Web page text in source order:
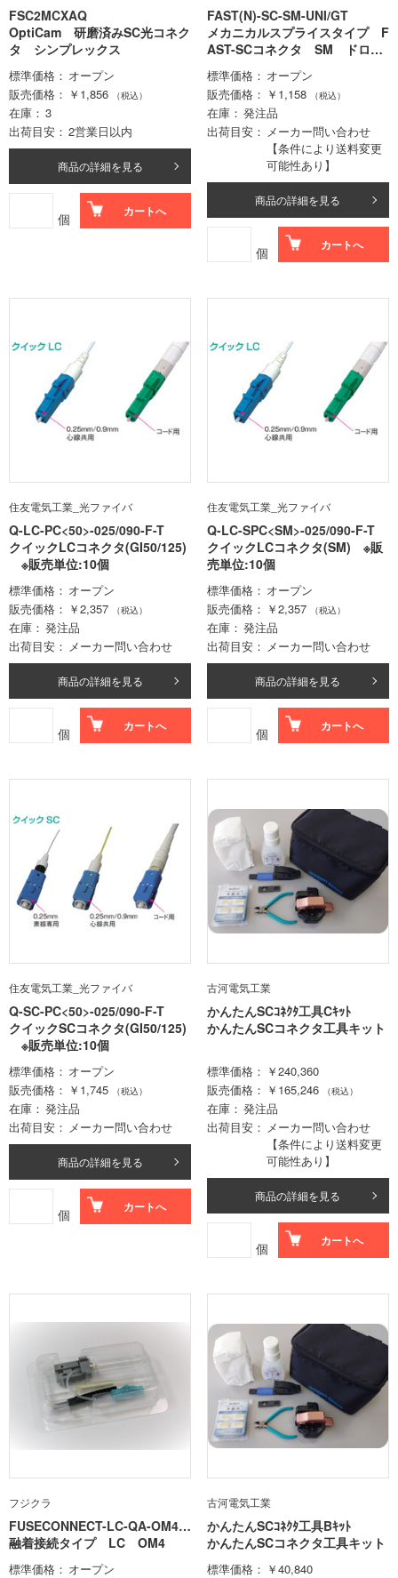
FSC2MCXAQ
OptiCam 研磨済みSC光コネク
タ シンプレックス
標準価格
オープン
販売価格
￥1,856 （税込）
在庫
3
出荷目安
2営業日以内
商品の詳細を見る
個 カートへ
FAST(N)-SC-SM-UNI/GT
メカニカルスプライスタイプ F
AST-SCコネクタ SM ドロッ
プケーブル､インドアケーブル用
標準価格
オープン
販売価格
￥1,158 （税込）
在庫
発注品
出荷目安
メーカー問い合わせ
【条件により送料変更
可能性あり】
商品の詳細を見る
個 カートへ
住友電気工業_光ファイバ
Q-LC-PC<50>-025/090-F-T
クイックLCコネクタ(GI50/125)
※販売単位:10個
標準価格
オープン
販売価格
￥2,357 （税込）
在庫
発注品
出荷目安
メーカー問い合わせ
商品の詳細を見る
個 カートへ
住友電気工業_光ファイバ
Q-LC-SPC<SM>-025/090-F-T
クイックLCコネクタ(SM) ※販
売単位:10個
標準価格
オープン
販売価格
￥2,357 （税込）
在庫
発注品
出荷目安
メーカー問い合わせ
商品の詳細を見る
個 カートへ
住友電気工業_光ファイバ
Q-SC-PC<50>-025/090-F-T
クイックSCコネクタ(GI50/125)
※販売単位:10個
標準価格
オープン
販売価格
￥1,745 （税込）
在庫
発注品
出荷目安
メーカー問い合わせ
商品の詳細を見る
個 カートへ
古河電気工業
かんたんSCｺﾈｸﾀ工具Cｷｯﾄ
かんたんSCコネクタ工具キット
標準価格
￥240,360
販売価格
￥165,246 （税込）
在庫
発注品
出荷目安
メーカー問い合わせ
【条件により送料変更
可能性あり】
商品の詳細を見る
個 カートへ
フジクラ
FUSECONNECT-LC-QA-OM4-2
0
融着接続タイプ LC OM4
標準価格 オープン
古河電気工業
かんたんSCｺﾈｸﾀ工具Bｷｯﾄ
かんたんSCコネクタ工具キット
標準価格 ￥40,840